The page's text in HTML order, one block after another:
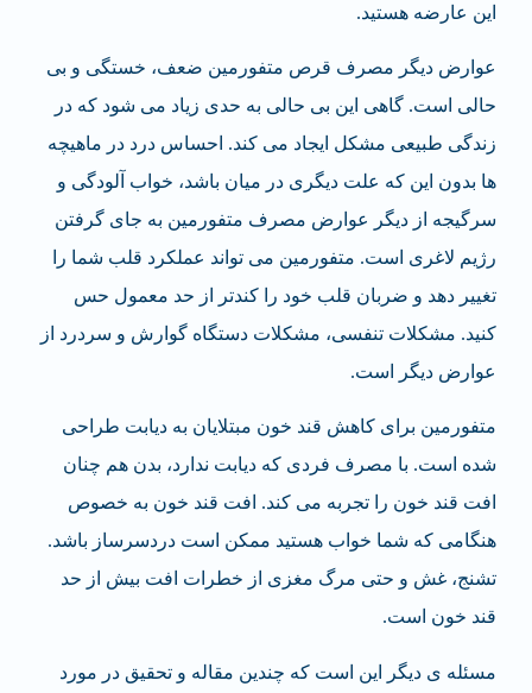
این عارضه هستید.
عوارض دیگر مصرف قرص متفورمین ضعف، خستگی و بی
حالی است. گاهی این بی حالی به حدی زیاد می شود که در
زندگی طبیعی مشکل ایجاد می کند. احساس درد در ماهیچه
ها بدون این که علت دیگری در میان باشد، خواب آلودگی و
سرگیجه از دیگر عوارض مصرف متفورمین به جای گرفتن
رژیم لاغری است. متفورمین می تواند عملکرد قلب شما را
تغییر دهد و ضربان قلب خود را کندتر از حد معمول حس
کنید. مشکلات تنفسی، مشکلات دستگاه گوارش و سردرد از
عوارض دیگر است.
متفورمین برای کاهش قند خون مبتلایان به دیابت طراحی
شده است. با مصرف فردی که دیابت ندارد، بدن هم چنان
افت قند خون را تجربه می کند. افت قند خون به خصوص
هنگامی که شما خواب هستید ممکن است دردسرساز باشد.
تشنج، غش و حتی مرگ مغزی از خطرات افت بیش از حد
قند خون است.
مسئله ی دیگر این است که چندین مقاله و تحقیق در مورد